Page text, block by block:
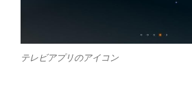
テレビアプリのアイコン